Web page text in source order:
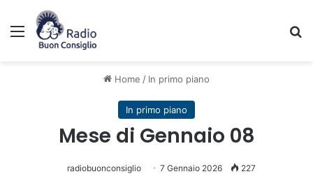
Menu
Home / In primo piano
In primo piano
Mese di Gennaio 08
radiobuonconsiglio 7 Gennaio 2026 227